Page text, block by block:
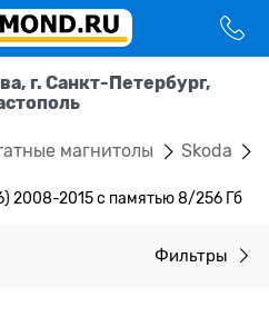
г. Санкт-Петербург,
магнитолы Skoda
2008-2015 с памятью 8/256 Гб
Фильтры